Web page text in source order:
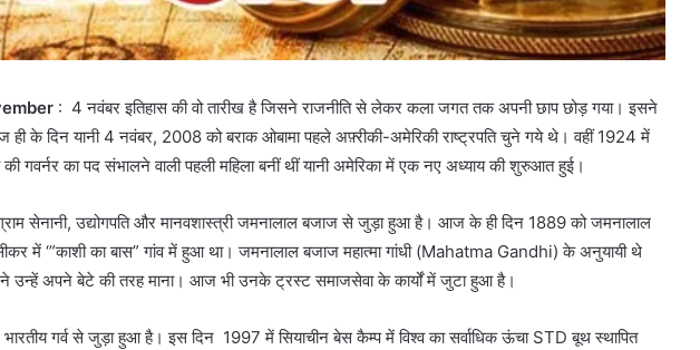
: 4 नवंबर इतिहास की वो तारीख है जिसने राजनीति से लेकर कला जगत तक अपनी छाप छोड़ गया। इसने
ही के दिन यानी 4 नवंबर, 2008 को बराक ओबामा पहले अफ़्रीकी-अमेरिकी राष्ट्रपति चुने गये थे। वहीं 1924 में
की गवर्नर का पद संभालने वाली पहली महिला बनीं थीं यानी अमेरिका में एक नए अध्याय की शुरुआत हुई।
सेनानी, उद्योगपति और मानवशास्त्री जमनालाल बजाज से जुड़ा हुआ है। आज के ही दिन 1889 को जमनालाल
में ‘”काशी का बास” गांव में हुआ था। जमनालाल बजाज महात्मा गांधी (Mahatma Gandhi) के अनुयायी थे
उन्हें अपने बेटे की तरह माना। आज भी उनके ट्रस्ट समाजसेवा के कार्यों में जुटा हुआ है।
भारतीय गर्व से जुड़ा हुआ है। इस दिन 1997 में सियाचीन बेस कैम्प में विश्व का सर्वाधिक ऊंचा STD बूथ स्थापित